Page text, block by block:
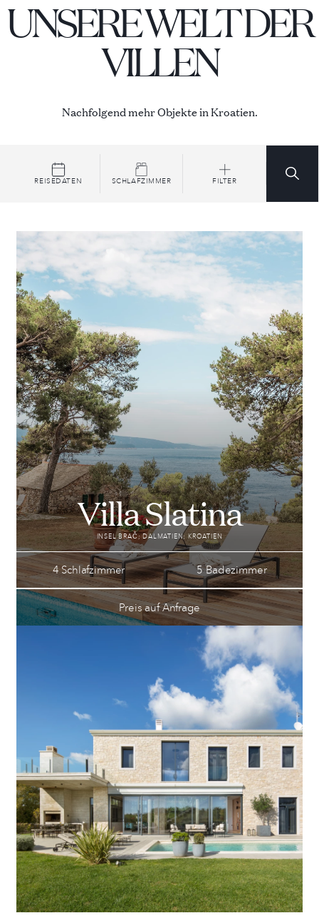
Entfernung zum Meer: 5m
Entfernung vom Strand: 5m
Entfernung zum Stadtzentrum: 3km - Korcula
Nächstes Geschäft: 3km
Nächster Flughafen: 2 Stunden - Dubrovnik
Yachthafen: 3km
UNSERE WELT DER
VILLEN
Nachfolgend mehr Objekte in Kroatien.
REISEDATEN SCHLAFZIMMER FILTER
Villa Slatina
INSEL BRAČ; DALMATIEN; KROATIEN
4 Schlafzimmer 5 Badezimmer
Preis auf Anfrage